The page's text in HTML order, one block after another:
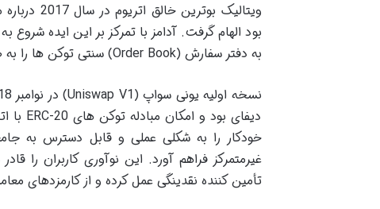
بود الهام گرفت. آدامز با تمرکز بر این ایده شروع
به دفتر سفارش (Order Book) سنتی توکن ها را به صورت مستقیم و از طریق استخرهای نقدینگی مبادله کنند.
خودکار را به شکلی عملی و قابل دسترس به
غیرمتمرکز فراهم آورد. این نوآوری کاربران را
تأمین کننده نقدینگی عمل کرده و از کارمزدهای